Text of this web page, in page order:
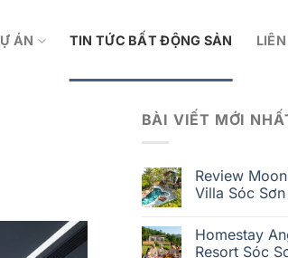
ÁN TIN TỨC BẤT ĐỘNG SẢN LIÊN
BÀI VIẾT MỚI
Review
Villa Sóc
Homestay
Resort Sóc